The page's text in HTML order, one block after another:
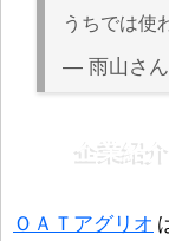
うちでは使
— 雨山さん
企業紹介
ＯＡＴアグリオ